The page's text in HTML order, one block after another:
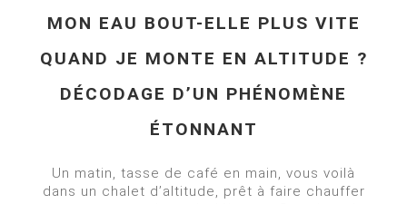
MON EAU BOUT-ELLE PLUS VITE
QUAND JE MONTE EN ALTITUDE ?
DÉCODAGE D’UN PHÉNOMÈNE
ÉTONNANT
Un matin, tasse de café en main, vous voilà
dans un chalet d’altitude, prêt à faire chauffer